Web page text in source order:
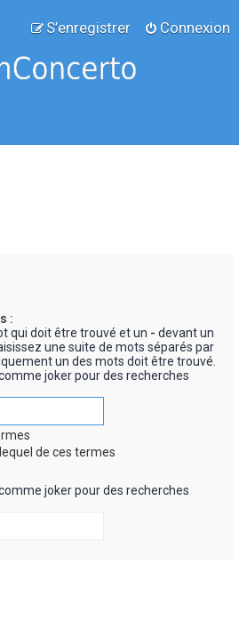
Connexion
S’enregistrer
:
qui doit être trouvé et un - devant un
une suite de mots séparés par
un des mots doit être trouvé.
joker pour des recherches
de ces termes
joker pour des recherches